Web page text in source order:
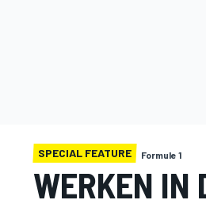
SPECIAL FEATURE Formule 1
WERKEN IN